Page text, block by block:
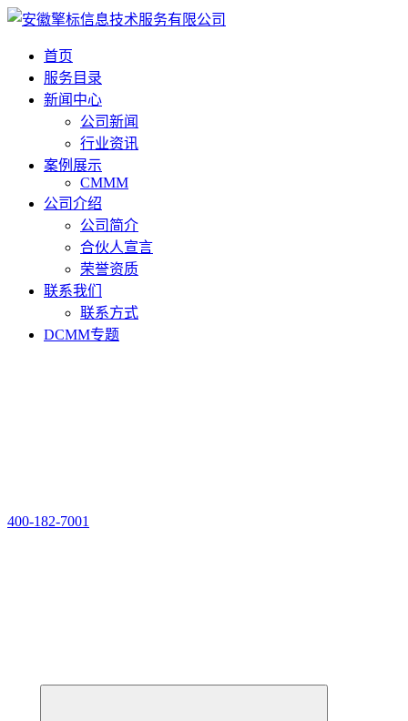
首页
服务目录
新闻中心
公司新闻
行业资讯
案例展示
CMMM
公司介绍
公司简介
合伙人宣言
荣誉资质
联系我们
联系方式
DCMM专题
400-182-7001